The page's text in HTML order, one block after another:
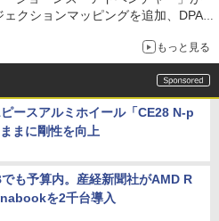
クションマッピングを追加、DPA
もっと見る
ースアルミホイール「CE28 N-p
まに剛性を向上
も予算内。産経新聞社がAMD R
を2千台導入